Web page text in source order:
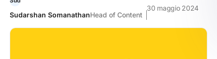
Sudarshan SomanathanHead of Content
30 maggio 2024